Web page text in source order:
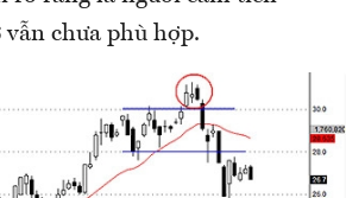
chưa phù hợp.